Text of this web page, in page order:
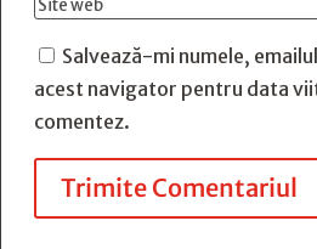
Salvează-mi numele,
acest navigator pentru data
comentez.
Trimite Comentariul